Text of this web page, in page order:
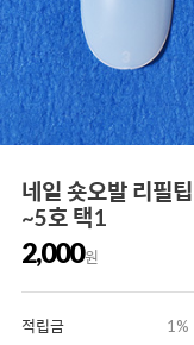
네일 숏오발 리필
~5호 택1
2,000원
적립금
1%